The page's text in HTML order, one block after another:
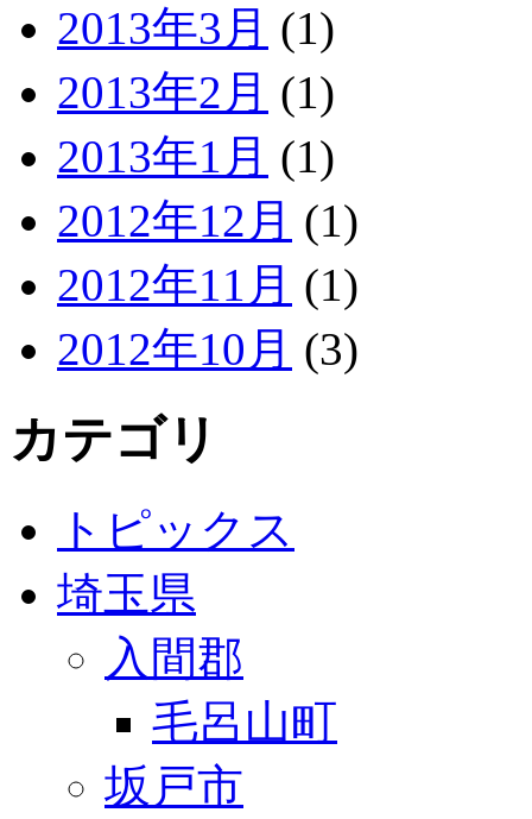
2013年3月 (1)
2013年2月 (1)
2013年1月 (1)
2012年12月 (1)
2012年11月 (1)
2012年10月 (3)
カテゴリ
トピックス
埼玉県
入間郡
毛呂山町
坂戸市